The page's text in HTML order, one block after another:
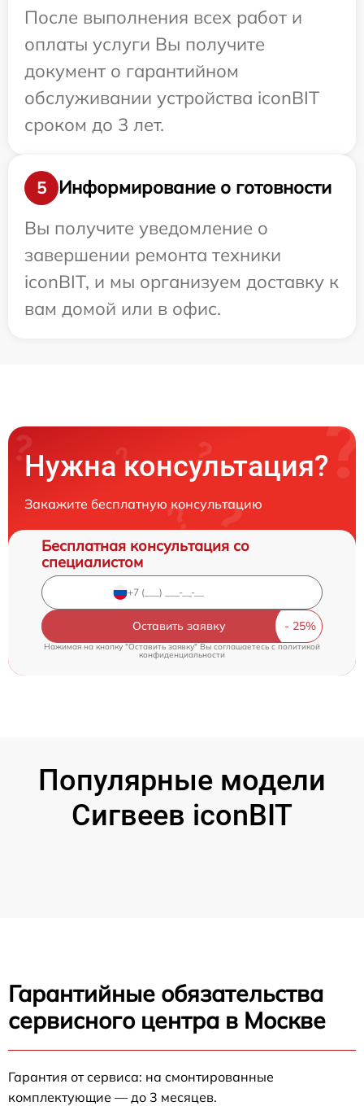
После выполнения всех работ и
оплаты услуги Вы получите
документ о гарантийном
обслуживании устройства iconBIT
сроком до 3 лет.
5
Информирование о готовности
Вы получите уведомление о
завершении ремонта техники
iconBIT, и мы организуем доставку к
вам домой или в офис.
Нужна консультация?
Закажите бесплатную консультацию
Бесплатная консультация со
специалистом
Оставить заявку
Нажимая на кнопку "Оставить заявку" Вы соглашаетесь cполитикой
конфиденциальности
Популярные модели
Сигвеев iconBIT
Гарантийные обязательства
сервисного центра в Москве
Гарантия от сервиса: на смонтированные
комплектующие — до 3 месяцев.